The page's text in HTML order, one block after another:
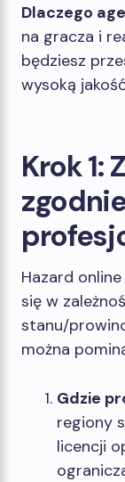
Dlaczego
na gracza i
będziesz
wysoką
Krok 1:
Hazard
się w
stanu/
można
Gdzie
regiony
licencji